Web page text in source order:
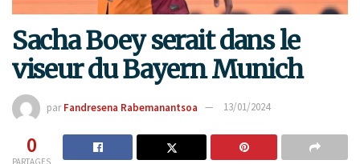
Sacha Boey serait dans le
viseur du Bayern Munich
par Fandresena Rabemanantsoa 13/01/2024
0
PARTAGES